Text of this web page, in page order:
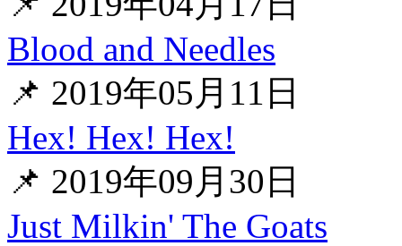
Blood and Needles
📌 2019年05月11日
Hex! Hex! Hex!
📌 2019年09月30日
Just Milkin' The Goats